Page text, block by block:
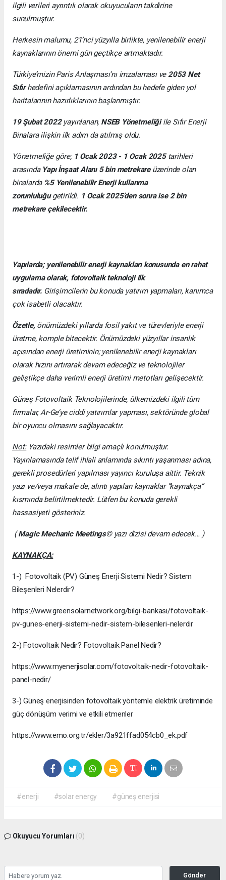
ilgili verileri ayrıntılı olarak okuyucuların takdirine
sunulmuştur.
Herkesin malumu, 21’nci yüzyılla birlikte, yenilenebilir enerji
kaynaklarının önemi gün geçtikçe artmaktadır.
Türkiye’mizin Paris Anlaşması’nı imzalaması ve 2053 Net
Sıfırhedefini açıklamasının ardından bu hedefe giden yol
haritalarının hazırlıklarının başlanmıştır.
19 Şubat 2022 yayınlanan, NSEB Yönetmeliğiile Sıfır Enerji
Binalara ilişkin ilk adım da atılmış oldu.
Yönetmeliğe göre; 1 Ocak 2023 - 1 Ocak 2025 tarihleri
arasında Yapı İnşaat Alanı 5 bin metrekare üzerinde olan
binalarda%5 Yenilenebilir Enerji kullanma
zorunluluğugetirildi. 1 Ocak 2025’den sonra ise 2 bin
metrekare çekilecektir.
Yapılarda; yenilenebilir enerji kaynakları konusunda en rahat
uygulama olarak, fotovoltaik teknoloji ilk
sıradadır. Girişimcilerin bu konuda yatırım yapmaları, kanımca
çok isabetli olacaktır.
Özetle,önümüzdeki yıllarda fosil yakıt ve türevleriyle enerji
üretme, komple bitecektir. Önümüzdeki yüzyıllar insanlık
açısından enerji üretiminin; yenilenebilir enerji kaynakları
olarak hızını artırarak devam edeceğiz ve teknolojiler
geliştikçe daha verimli enerji üretimi metotları gelişecektir.
Güneş Fotovoltaik Teknolojilerinde, ülkemizdeki ilgili tüm
firmalar, Ar-Ge’ye ciddi yatırımlar yapması, sektöründe global
bir oyuncu olmasını sağlayacaktır.
Not:Yazıdaki resimler bilgi amaçlı konulmuştur.
Yayınlamasında telif ihlali anlamında sıkıntı yaşanması adına,
gerekli prosedürleri yapılması yayıncı kuruluşa aittir. Teknik
yazı ve/veya makale de, alıntı yapılan kaynaklar “kaynakça”
kısmında belirtilmektedir. Lütfen bu konuda gerekli
hassasiyeti gösteriniz.
(Magic Mechanic Meetings© yazı dizisi devam edecek… )
KAYNAKÇA:
1-) Fotovoltaik (PV) Güneş Enerji Sistemi Nedir? Sistem
Bileşenleri Nelerdir?
https://www.greensolarnetwork.org/bilgi-bankasi/fotovoltaik-
pv-gunes-enerji-sistemi-nedir-sistem-bilesenleri-nelerdir
2-) Fotovoltaik Nedir? Fotovoltaik Panel Nedir?
https://www.myenerjisolar.com/fotovoltaik-nedir-fotovoltaik-
panel-nedir/
3-) Güneş enerjisinden fotovoltaik yöntemle elektrik üretiminde
güç dönüşüm verimi ve etkili etmenler
https://www.emo.org.tr/ekler/3a921ffad054cb0_ek.pdf
#enerji #solar energy #güneş enerjisi
Okuyucu Yorumları (0)
Gönder